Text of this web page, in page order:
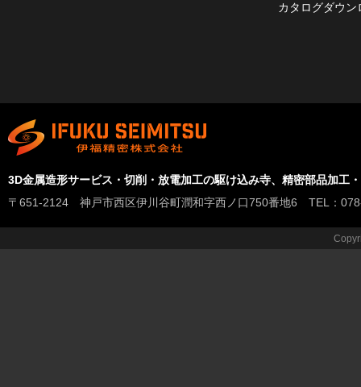
カタログダウン
3D金属造形サービス・切削・放電加工の駆け込み寺、精密部品加工
〒651-2124 神戸市西区伊川谷町潤和字西ノ口750番地6 TEL：